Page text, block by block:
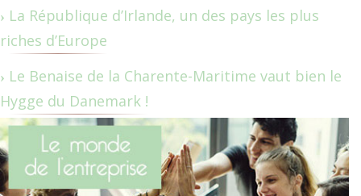
La République d’Irlande, un des pays les plus
riches d’Europe
Le Benaise de la Charente-Maritime vaut bien le
Hygge du Danemark !